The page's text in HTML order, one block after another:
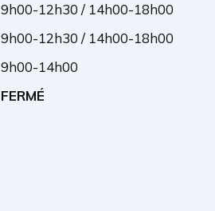
9h00-12h30 / 14h00-18h00
9h00-12h30 / 14h00-18h00
9h00-14h00
FERMÉ